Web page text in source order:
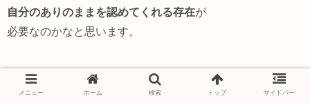
自分のありのままを認めてくれる存在が
必要なのかなと思います。
とても多くの要因が絡み合っており
メニュー ホーム 検索 トップ サイドバー